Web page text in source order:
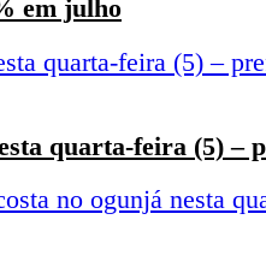
em julho
quarta-feira (5)